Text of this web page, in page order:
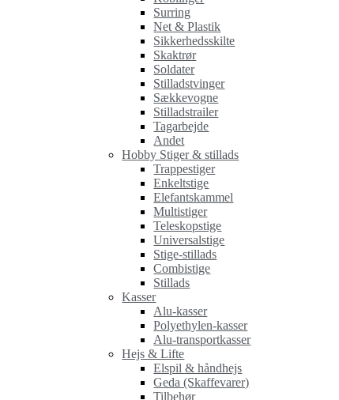
Surring
Net & Plastik
Sikkerhedsskilte
Skaktrør
Soldater
Stilladstvinger
Sækkevogne
Stilladstrailer
Tagarbejde
Andet
Hobby Stiger & stillads
Trappestiger
Enkeltstige
Elefantskammel
Multistiger
Teleskopstige
Universalstige
Stige-stillads
Combistige
Stillads
Kasser
Alu-kasser
Polyethylen-kasser
Alu-transportkasser
Hejs & Lifte
Elspil & håndhejs
Geda (Skaffevarer)
Tilbehør